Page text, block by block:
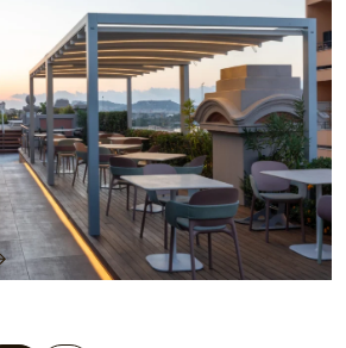
KE pour l’expérience
Palazzo Tirso au centre de
Tirso Localisation : Cagliari
bureau PMO KE Client : Palazzo